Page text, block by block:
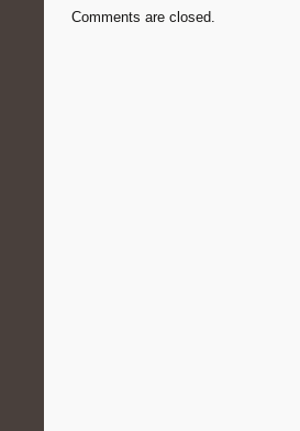
Comments are closed.